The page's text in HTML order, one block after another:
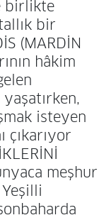
birlikte
bir
(MARDİN
hâkim
isteyen
çıkarıyor
meşhur